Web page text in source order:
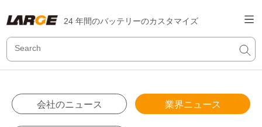
24 年間のバッテリーのカスタマイズ
会社のニュース 業界ニュース